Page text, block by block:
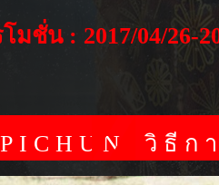
มชั่น : 2017/04/26-
วิธีก